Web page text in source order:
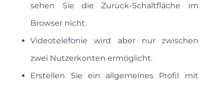
sehen Sie die Zurück-Schaltfläche im
Browser nicht.
Videotelefonie wird aber nur zwischen
zwei Nutzerkonten ermöglicht.
Erstellen Sie ein allgemeines Profil mit